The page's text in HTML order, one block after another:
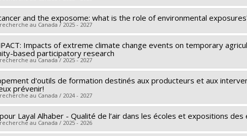
de subvention :PVXXXXXX-Engagement (financement partagé
principal : François M. Castonguay
:Nolwenn Noisel,Sophie Meunier,Yohann Chiu
de financement :FRQSC/Fonds de recherche du Québec - Société et
de subvention :PVXXXXXX-(AC) Actions concertées - générique
and the exposome: what is the role of environmental
au Canada / 2025 - 2027
principal : Nolwenn Noisel
: Francis Rodier,Philippe Broët
de financement :SRC/Société de recherche sur le cancer
de subvention :PVX12154-Subvention de fonctionnement
Impacts of extreme climate change events on temporary
based participatory research
au Canada / 2025 - 2027
principal : Lara Gautier
: Nolwenn Noisel,Rosanne Blanchet
de financement :IRSC/Instituts de recherche en santé du Canada
de subvention :PVXXXXXX-Subvention catalyseur
d'outils de formation destinés aux producteurs et aux
prévenir!
au Canada / 2024 - 2027
principal : Nolwenn Noisel
:Maximilien Debia
Layal Alhaber - Qualité de l’air dans les écoles et expositions
au Canada / 2025 - 2026